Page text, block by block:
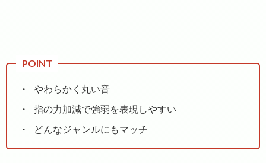
やわらかく丸い音
指の力加減で強弱を表現しやすい
どんなジャンルにもマッチ